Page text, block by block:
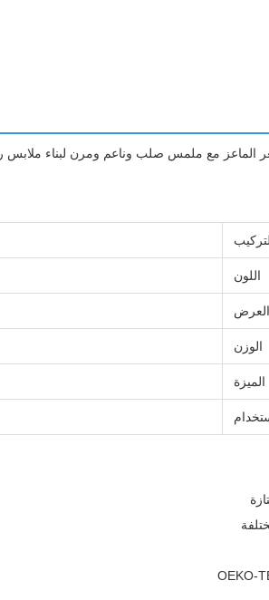
الماعز مع ملمس صلب وناعم ومرن لبناء ملابس
اللون
العرض
الوزن
الميزة